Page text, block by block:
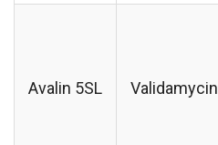
Avalin 5SL Validamycin